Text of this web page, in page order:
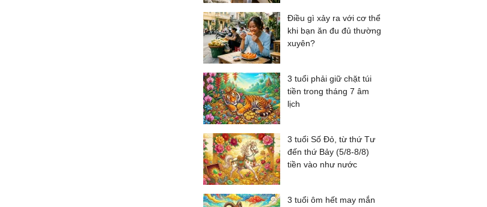
Điều gì xảy ra với cơ thể
khi bạn ăn đu đủ thường
xuyên?
3 tuổi phải giữ chặt túi
tiền trong tháng 7 âm
lịch
3 tuổi Số Đỏ, từ thứ Tư
đến thứ Bảy (5/8-8/8)
tiền vào như nước
3 tuổi ôm hết may mắn